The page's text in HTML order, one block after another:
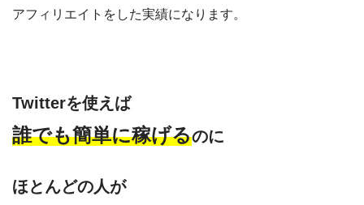
アフィリエイトをした実績になります。
Twitterを使えば
誰でも簡単に稼げるのに
ほとんどの人が